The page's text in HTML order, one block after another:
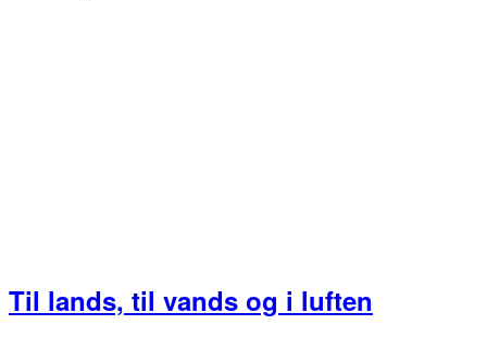
Til lands, til vands og i luften